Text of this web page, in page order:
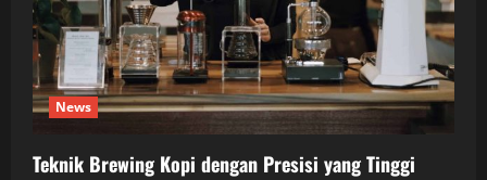
News
Teknik Brewing Kopi dengan Presisi yang Tinggi